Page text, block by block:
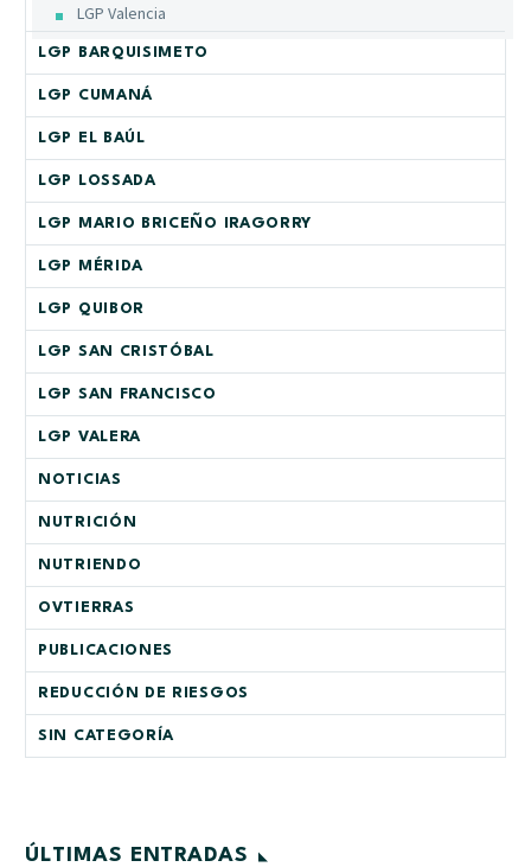
LGP Valencia
LGP BARQUISIMETO
LGP CUMANÁ
LGP EL BAÚL
LGP LOSSADA
LGP MARIO BRICEÑO IRAGORRY
LGP MÉRIDA
LGP QUIBOR
LGP SAN CRISTÓBAL
LGP SAN FRANCISCO
LGP VALERA
NOTICIAS
NUTRICIÓN
NUTRIENDO
OVTIERRAS
PUBLICACIONES
REDUCCIÓN DE RIESGOS
SIN CATEGORÍA
ÚLTIMAS ENTRADAS